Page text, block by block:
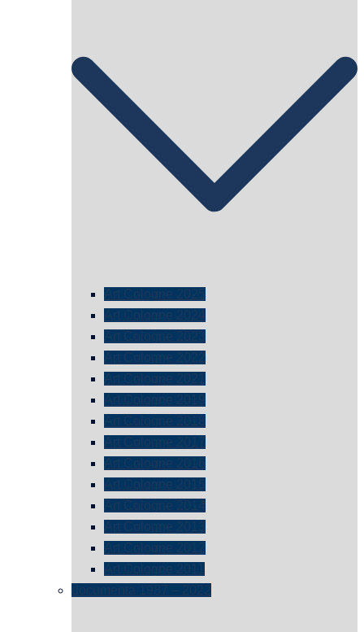
Art Cologne 2025
Art Cologne 2024
Art Cologne 2023
Art Cologne 2022
Art Cologne 2021
Art Cologne 2019
Art Cologne 2018
Art Cologne 2017
Art Cologne 2016
Art Cologne 2015
Art Cologne 2014
Art Cologne 2013
Art Cologne 2012
Art Cologne 2011
documenta 1987 – 2022